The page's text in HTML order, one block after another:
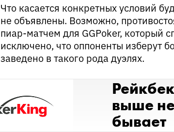
Что касается конкретных условий
не объявлены. Возможно,
пиар-матчем для GGPoker, который
исключено, что оппоненты изберут
заведено в такого рода дуэлях.
выше не
бывает